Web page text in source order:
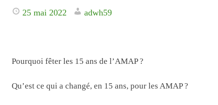
25 mai 2022 adwh59
Pourquoi fêter les 15 ans de l’AMAP ?
Qu’est ce qui a changé, en 15 ans, pour les AMAP ?